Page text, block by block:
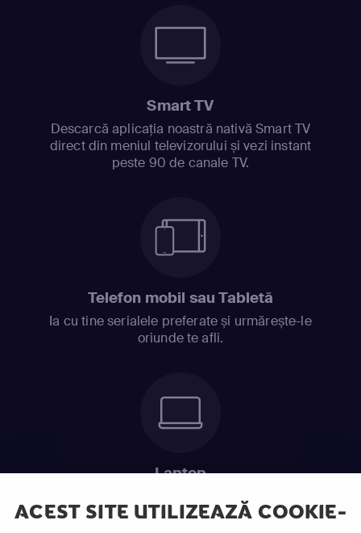
ACEST SITE UTILIZEAZĂ COOKIE-
Smart TV
Descarcă aplicația noastră nativă Smart TV
direct din meniul televizorului și vezi instant
peste 90 de canale TV.
Telefon mobil sau Tabletă
Ia cu tine serialele preferate și urmărește-le
oriunde te afli.
Laptop